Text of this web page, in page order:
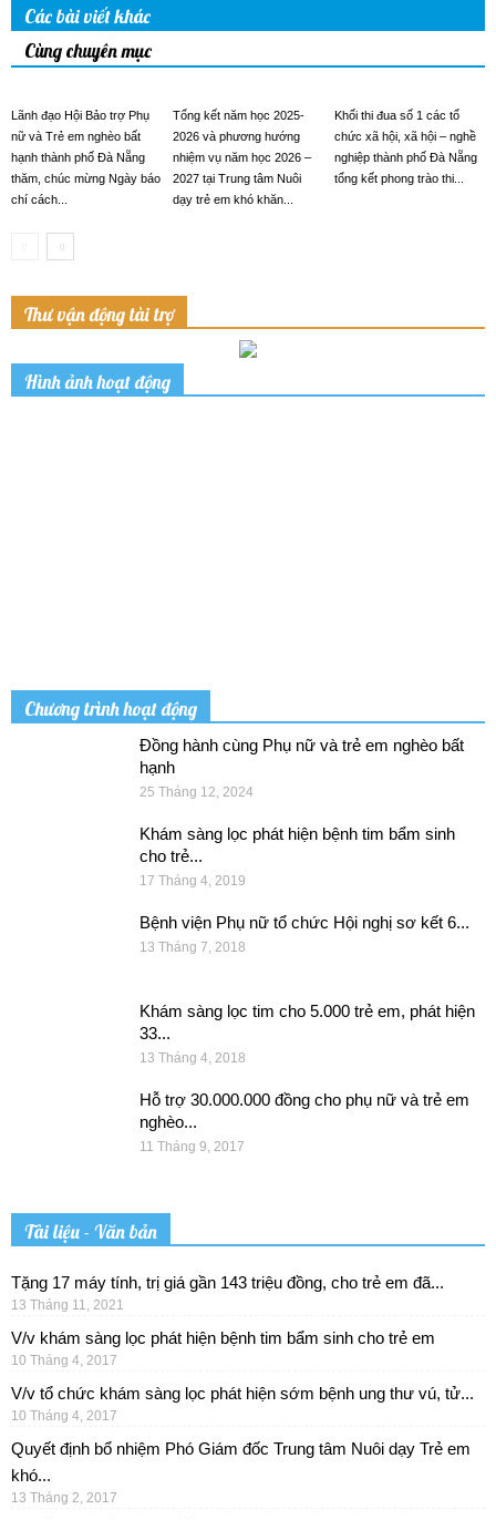
Các bài viết khác
Cùng chuyên mục
Lãnh đạo Hội Bảo trợ Phụ
nữ và Trẻ em nghèo bất
hạnh thành phố Đà Nẵng
thăm, chúc mừng Ngày báo
chí cách...
Tổng kết năm học 2025-
2026 và phương hướng
nhiệm vụ năm học 2026 –
2027 tại Trung tâm Nuôi
dạy trẻ em khó khăn...
Khối thi đua số 1 các tổ
chức xã hội, xã hội – nghề
nghiệp thành phố Đà Nẵng
tổng kết phong trào thi...
Thư vận động tài trợ
Hình ảnh hoạt động
Chương trình hoạt động
Đồng hành cùng Phụ nữ và trẻ em nghèo bất
hạnh
25 Tháng 12, 2024
Khám sàng lọc phát hiện bệnh tim bẩm sinh
cho trẻ...
17 Tháng 4, 2019
Bệnh viện Phụ nữ tổ chức Hội nghị sơ kết 6...
13 Tháng 7, 2018
Khám sàng lọc tim cho 5.000 trẻ em, phát hiện
33...
13 Tháng 4, 2018
Hỗ trợ 30.000.000 đồng cho phụ nữ và trẻ em
nghèo...
11 Tháng 9, 2017
Tài liệu - Văn bản
Tặng 17 máy tính, trị giá gần 143 triệu đồng, cho trẻ em đã...
13 Tháng 11, 2021
V/v khám sàng lọc phát hiện bệnh tim bẩm sinh cho trẻ em
10 Tháng 4, 2017
V/v tổ chức khám sàng lọc phát hiện sớm bệnh ung thư vú, tử...
10 Tháng 4, 2017
Quyết định bổ nhiệm Phó Giám đốc Trung tâm Nuôi dạy Trẻ em
khó...
13 Tháng 2, 2017